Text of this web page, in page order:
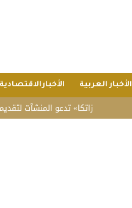
الأخبار العربية الأخبارالاقتصادية
«زاتكا» تدعو المنشآت لتقديم نماذج